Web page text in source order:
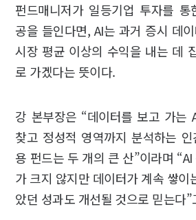
펀드매니저가 일등기업 투자를
공을 들인다면, AI는 과거 증시 데
시장 평균 이상의 수익을 내는 데
로 가겠다는 뜻이다.
강 본부장은 “데이터를 보고 가는
찾고 정성적 영역까지 분석하는
용 펀드는 두 개의 큰 산”이라며
가 크지 않지만 데이터가 계속 쌓이
았던 성과도 개선될 것으로 믿는다”